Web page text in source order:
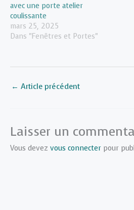
avec une porte atelier
coulissante
mars 25, 2025
Dans "Fenêtres et Portes"
← Article précédent
Laisser un
Vous devez vous connecter pour